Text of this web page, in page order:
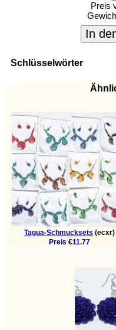
Preis
In
Schlüsselwörter
Tagua-Schmucksets (ecxr)
Preis €11.77